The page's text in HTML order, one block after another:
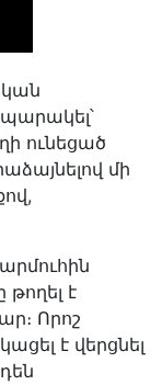
ունեցած
մի
է
Որոշ
է վերցնել